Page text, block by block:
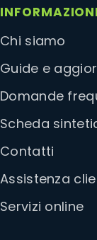
INFORMAZIONI
Chi siamo
Guide e
Domande
Scheda
Contatti
Assistenza
Servizi online